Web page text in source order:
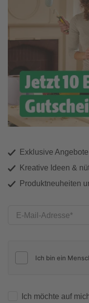
Exklusive
Kreative Ideen &
Produktneuheiten
E-Mail-Adresse
Ich möchte auf